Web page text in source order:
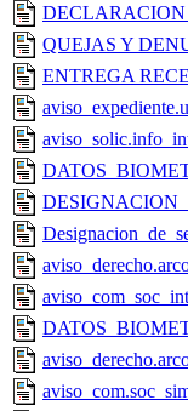
QUEJAS Y
ENTREGA